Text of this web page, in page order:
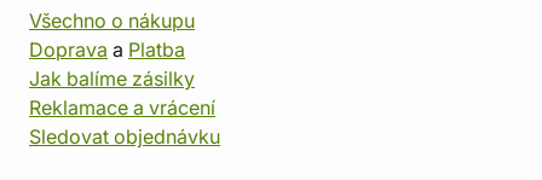
Všechno o nákupu
Doprava a Platba
Jak balíme zásilky
Reklamace a vrácení
Sledovat objednávku